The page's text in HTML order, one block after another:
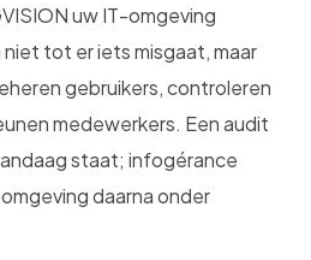
uw IT-omgeving
tot er iets misgaat, maar
gebruikers, controleren
medewerkers. Een audit
staat; infogérance
daarna onder